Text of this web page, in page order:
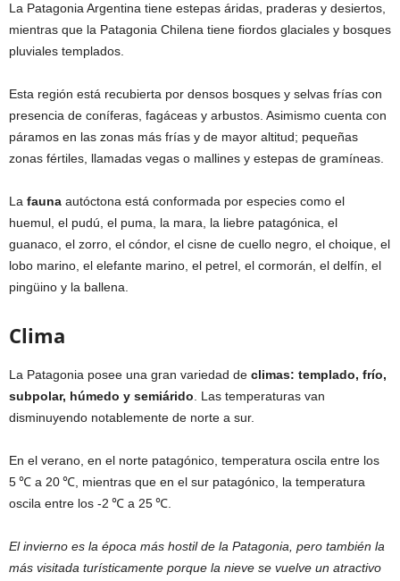
La Patagonia Argentina tiene estepas áridas, praderas y desiertos,
mientras que la Patagonia Chilena tiene fiordos glaciales y bosques
pluviales templados.
Esta región está recubierta por densos bosques y selvas frías con
presencia de coníferas, fagáceas y arbustos. Asimismo cuenta con
páramos en las zonas más frías y de mayor altitud; pequeñas
zonas fértiles, llamadas vegas o mallines y estepas de gramíneas.
La fauna autóctona está conformada por especies como el
huemul, el pudú, el puma, la mara, la liebre patagónica, el
guanaco, el zorro, el cóndor, el cisne de cuello negro, el choique, el
lobo marino, el elefante marino, el petrel, el cormorán, el delfín, el
pingüino y la ballena.
Clima
La Patagonia posee una gran variedad de climas: templado, frío,
subpolar, húmedo y semiárido . Las temperaturas van
disminuyendo notablemente de norte a sur.
En el verano, en el norte patagónico, temperatura oscila entre los
5 ℃ a 20 ℃, mientras que en el sur patagónico, la temperatura
oscila entre los -2 ℃ a 25 ℃.
El invierno es la época más hostil de la Patagonia, pero también la
más visitada turísticamente porque la nieve se vuelve un atractivo